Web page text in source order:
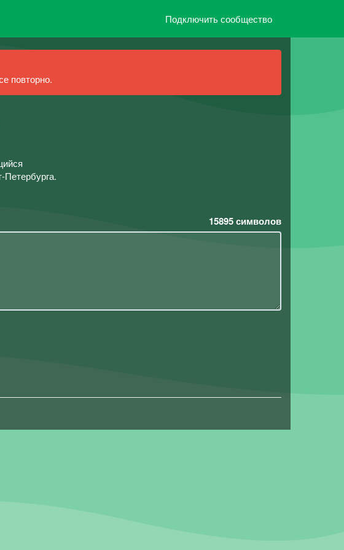
Подключить сообщество
повторно.
15895символов